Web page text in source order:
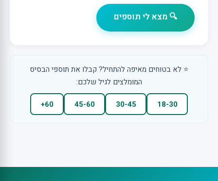
🔍 מצא לי תוספים
⭐ לא בטוחים מאיפה להתחיל? קבלו את תוספי הבסיס
המומלצים לגיל שלכם:
18-30
30-45
45-60
60+